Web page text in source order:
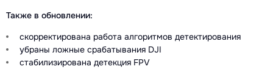
Также в обновлении:
скорректирована работа алгоритмов детектирования
убраны ложные срабатывания DJI
стабилизирована детекция FPV